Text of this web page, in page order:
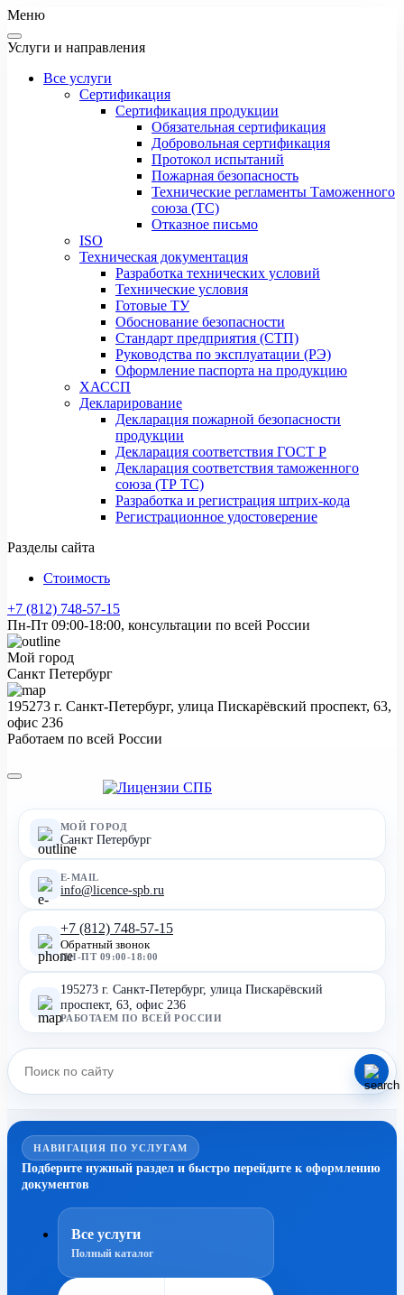
Меню
Услуги и направления
Все услуги
Сертификация
Сертификация продукции
Обязательная сертификация
Добровольная сертификация
Протокол испытаний
Пожарная безопасность
Технические регламенты Таможенного
союза (ТС)
Отказное письмо
ISO
Техническая документация
Разработка технических условий
Технические условия
Готовые ТУ
Обоснование безопасности
Стандарт предприятия (СТП)
Руководства по эксплуатации (РЭ)
Оформление паспорта на продукцию
ХАССП
Декларирование
Декларация пожарной безопасности
продукции
Декларация соответствия ГОСТ Р
Декларация соответствия таможенного
союза (ТР ТС)
Разработка и регистрация штрих-кода
Регистрационное удостоверение
Разделы сайта
Стоимость
+7 (812) 748-57-15
Пн-Пт 09:00-18:00, консультации по всей России
Мой город
Санкт Петербург
195273 г. Санкт-Петербург, улица Пискарёвский проспект, 63,
офис 236
Работаем по всей России
МОЙ ГОРОД
Санкт Петербург
E-MAIL
info@licence-spb.ru
+7 (812) 748-57-15
Обратный звонок
ПН-ПТ 09:00-18:00
195273 г. Санкт-Петербург, улица Пискарёвский
проспект, 63, офис 236
РАБОТАЕМ ПО ВСЕЙ РОССИИ
НАВИГАЦИЯ ПО УСЛУГАМ
Подберите нужный раздел и быстро перейдите к оформлению
документов
Все услуги
Полный каталог